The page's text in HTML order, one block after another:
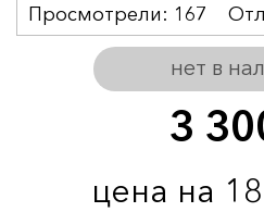
3
цена на
нет в
Просмотрели: 167